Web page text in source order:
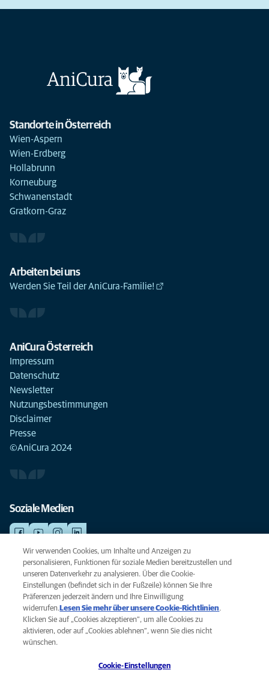
Standorte in Österreich
Wien-Aspern
Wien-Erdberg
Hollabrunn
Korneuburg
Schwanenstadt
Gratkorn-Graz
Arbeiten bei uns
Werden Sie Teil der AniCura-Familie!
AniCura Österreich
Impressum
Datenschutz
Newsletter
Nutzungsbestimmungen
Disclaimer
Presse
©AniCura 2024
Soziale Medien
NOTDIENSTE
Finden Sie hier Ihre Standorte mit Notfallservice. Weil Ihr Tier die beste
Versorgung verdient.
Datenschutz
Legal
Wir verwenden Cookies, um Inhalte und Anzeigen zu
personalisieren, Funktionen für soziale Medien bereitzustellen und
unseren Datenverkehr zu analysieren. Über die Cookie-
Einstellungen (befindet sich in der Fußzeile) können Sie Ihre
Präferenzen jederzeit ändern und Ihre Einwilligung
widerrufen. Lesen Sie mehr über unsere Cookie-Richtlinien(opens
.
Klicken Sie auf „Cookies akzeptieren“, um alle Cookies zu
aktivieren, oder auf „Cookies ablehnen“, wenn Sie dies nicht
wünschen.
Cookie-Einstellungen